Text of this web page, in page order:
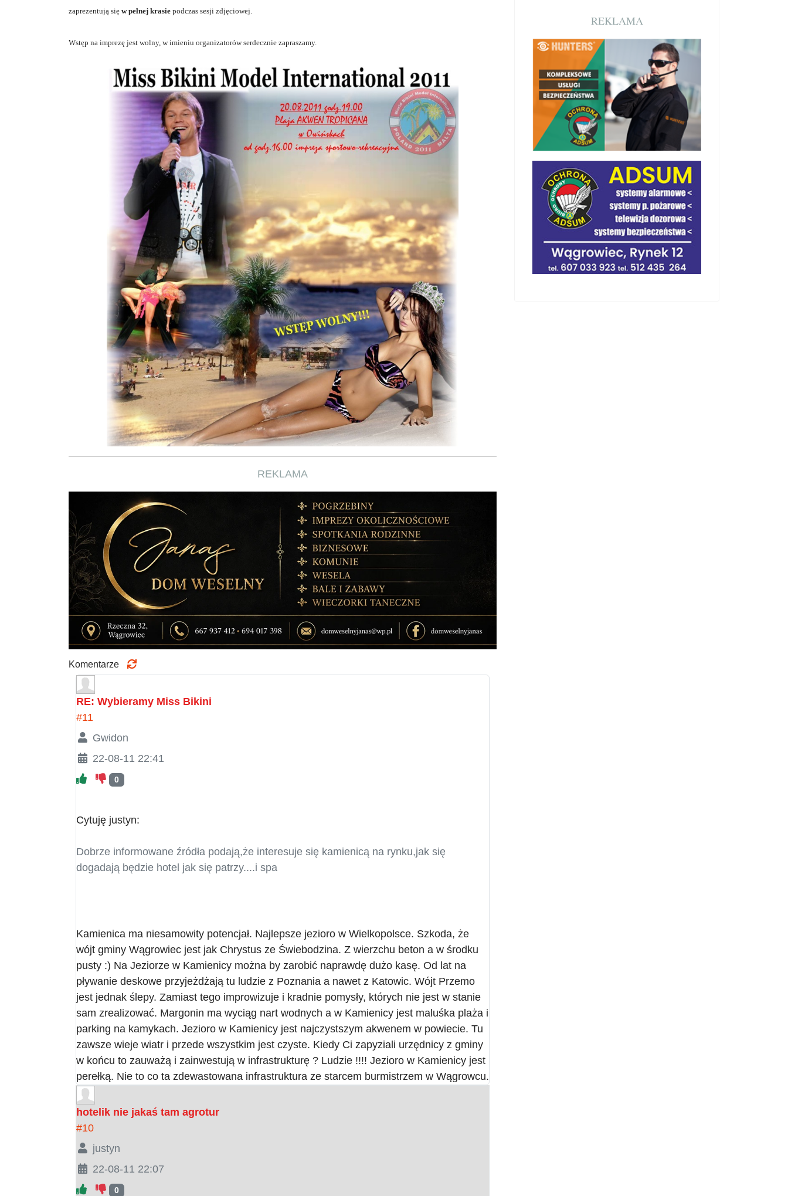
zaprezentują się w pełnej krasie podczas sesji zdjęciowej.
Wstęp na imprezę jest wolny, w imieniu organizatorów serdecznie zapraszamy.
REKLAMA
Komentarze
RE: Wybieramy Miss Bikini
#11
Gwidon
22-08-11 22:41
0
Cytuję justyn:
Dobrze informowane źródła podają,że interesuje się kamienicą na rynku,jak się
dogadają będzie hotel jak się patrzy....i spa
Kamienica ma niesamowity potencjał. Najlepsze jezioro w Wielkopolsce. Szkoda, że
wójt gminy Wągrowiec jest jak Chrystus ze Świebodzina. Z wierzchu beton a w środku
pusty :) Na Jeziorze w Kamienicy można by zarobić naprawdę dużo kasę. Od lat na
pływanie deskowe przyjeżdżają tu ludzie z Poznania a nawet z Katowic. Wójt Przemo
jest jednak ślepy. Zamiast tego improwizuje i kradnie pomysły, których nie jest w stanie
sam zrealizować. Margonin ma wyciąg nart wodnych a w Kamienicy jest maluśka plaża i
parking na kamykach. Jezioro w Kamienicy jest najczystszym akwenem w powiecie. Tu
zawsze wieje wiatr i przede wszystkim jest czyste. Kiedy Ci zapyziali urzędnicy z gminy
w końcu to zauważą i zainwestują w infrastrukturę ? Ludzie !!!! Jezioro w Kamienicy jest
perełką. Nie to co ta zdewastowana infrastruktura ze starcem burmistrzem w Wągrowcu.
hotelik nie jakaś tam agrotur
#10
justyn
22-08-11 22:07
0
REKLAMA